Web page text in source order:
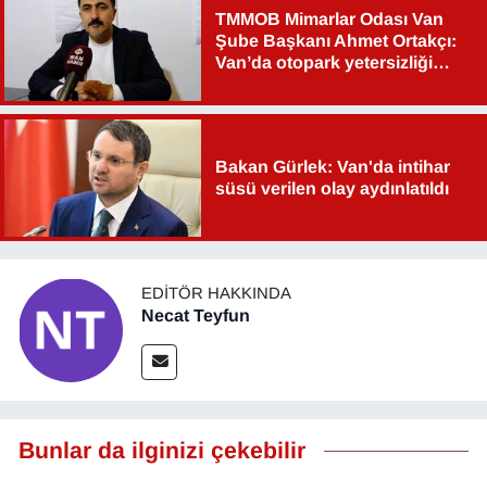
TMMOB Mimarlar Odası Van
Şube Başkanı Ahmet Ortakçı:
Van’da otopark yetersizliği
Bakan Gürlek: Van'da intihar
süsü verilen olay aydınlatıldı
EDITÖR HAKKINDA
Necat Teyfun
Bunlar da ilginizi çekebilir